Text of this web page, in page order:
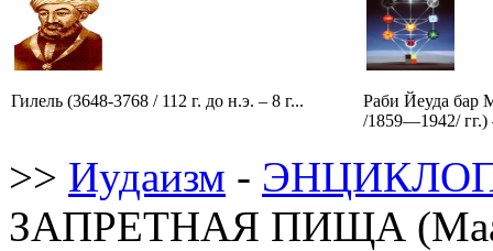
Гилель (3648-3768 / 112 г. до н.э. – 8 г...
Раби Йеуда бар
/1859—1942/
>> Иудаизм -
ЗАПРЕТНАЯ ПИЩА